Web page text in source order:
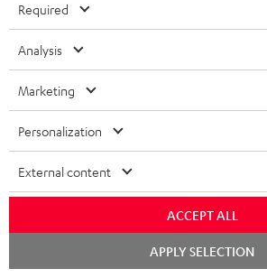
Lieferumfang
1 × CINEBAR 22 Stromkabel – Schwarz
1 × CINEBAR 22 Fernbedienung –
Required
Analysis
Marketing
Personalization
External content
ACCEPT ALL
APPLY SELECTION